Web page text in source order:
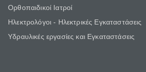
Ορθοπαιδικοί Ιατροί
Ηλεκτρολόγοι - Ηλεκτρικές Εγκαταστάσεις
Υδραυλικές εργασίες και Εγκαταστάσεις